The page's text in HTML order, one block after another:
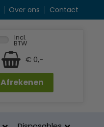
Over ons Contact
Incl.
BTW
€ 0,-
Afrekenen